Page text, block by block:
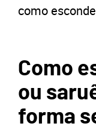
como
Como
ou
forma